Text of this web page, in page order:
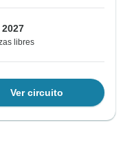
libres
Ver circuito